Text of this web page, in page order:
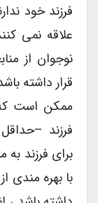
فرزند خود
علاقه نمی
نوجوان از
قرار داشته
ممکن است که
فرزند
برای فرزند
با بهره مندی